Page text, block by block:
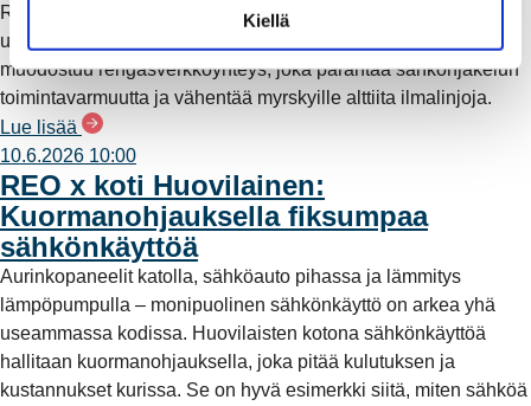
t
a
Kiellä
Rauman Energia on vahvistanut saariston sähköverkkoa
uudella maa- ja merikaapeliyhteydellä. Työn myötä alueelle
muodostuu rengasverkkoyhteys, joka parantaa sähkönjakelun
toimintavarmuutta ja vähentää myrskyille alttiita ilmalinjoja.
Lue lisää
10.6.2026 10:00
REO x koti Huovilainen:
Kuormanohjauksella fiksumpaa
sähkönkäyttöä
Aurinkopaneelit katolla, sähköauto pihassa ja lämmitys
lämpöpumpulla – monipuolinen sähkönkäyttö on arkea yhä
useammassa kodissa. Huovilaisten kotona sähkönkäyttöä
hallitaan kuormanohjauksella, joka pitää kulutuksen ja
kustannukset kurissa. Se on hyvä esimerkki siitä, miten sähköä